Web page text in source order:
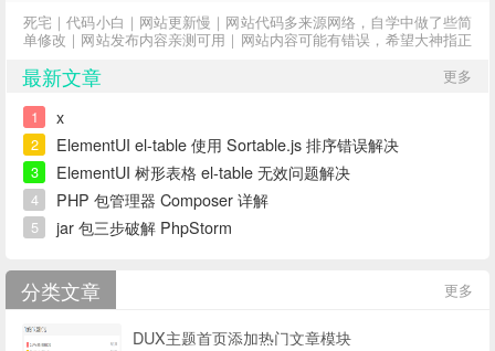
死宅｜代码小白｜网站更新慢｜网站代码多来源网络，自学中做了些简
单修改｜网站发布内容亲测可用｜网站内容可能有错误，希望大神指正
更多
最新文章
1 x
2 ElementUI el-table 使用 Sortable.js 排序错误解决
3 ElementUI 树形表格 el-table 无效问题解决
4 PHP 包管理器 Composer 详解
5 jar 包三步破解 PhpStorm
更多
分类文章
DUX主题首页添加热门文章模块